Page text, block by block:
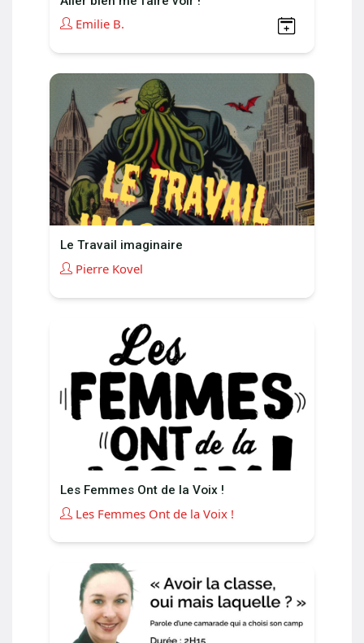
Emilie B.
Le Travail imaginaire
Pierre Kovel
Les Femmes Ont de la Voix !
Les Femmes Ont de la Voix !